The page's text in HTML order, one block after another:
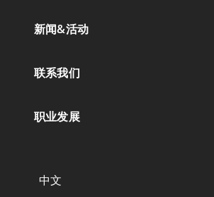
新闻&活动
联系我们
职业发展
中文